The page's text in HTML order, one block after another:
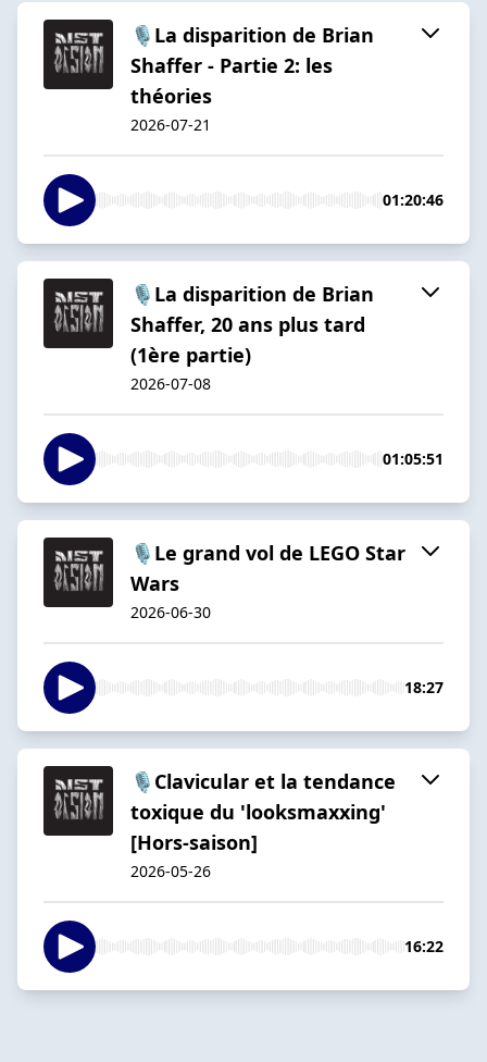
🎙️La disparition de Brian
Shaffer - Partie 2: les
théories
2026-07-21
01:20:46
🎙️La disparition de Brian
Shaffer, 20 ans plus tard
(1ère partie)
2026-07-08
01:05:51
🎙️Le grand vol de LEGO Star
Wars
2026-06-30
18:27
🎙️Clavicular et la tendance
toxique du 'looksmaxxing'
[Hors-saison]
2026-05-26
16:22